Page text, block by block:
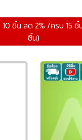
ชิ้น ลด 2% /ครบ 15
ชิ้น)